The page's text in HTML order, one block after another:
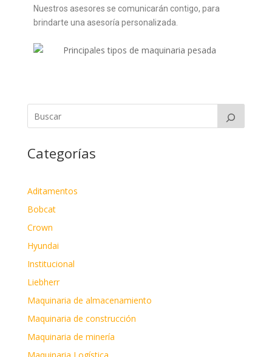
Nuestros asesores se comunicarán contigo, para
brindarte una asesoría personalizada.
Categorías
Aditamentos
Bobcat
Crown
Hyundai
Institucional
Liebherr
Maquinaria de almacenamiento
Maquinaria de construcción
Maquinaria de minería